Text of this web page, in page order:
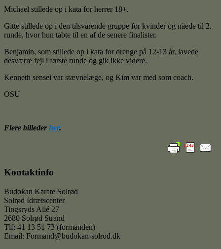
Michael stillede op i kata for herrer 18+.
Gitte stillede op i den tilsvarende gruppe for kvinder og nåede til 2.
runde, hvor hun tabte til en af de senere finalister.
Benjamin, som stillede op i kata for drenge på 12-13 år, lavede
desværre fejl i første runde og gik ikke videre.
Kenneth sensei var stævnelæge, og Kim var med som coach.
OSU
Flere billederher.
Kontaktinfo
Budokan Karate Solrød
Solrød Idrætscenter
Tingsryds Allé 27
2680 Solrød Strand
Tlf: 41 13 51 73 (formanden)
Email: Formand@budokan-solrod.dk